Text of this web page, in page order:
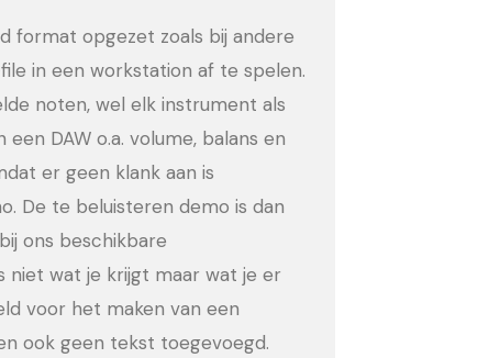
format opgezet zoals bij andere
in een workstation af te spelen.
noten, wel elk instrument als
DAW o.a. volume, balans en
er geen klank aan is
De te beluisteren demo is dan
ons beschikbare
niet wat je krijgt maar wat je er
voor het maken van een
ook geen tekst toegevoegd.